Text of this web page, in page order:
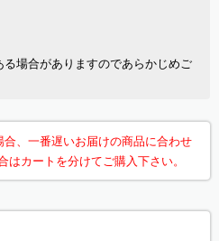
場合がありますのであらかじめご
、一番遅いお届けの商品に合わせ
カートを分けてご購入下さい。